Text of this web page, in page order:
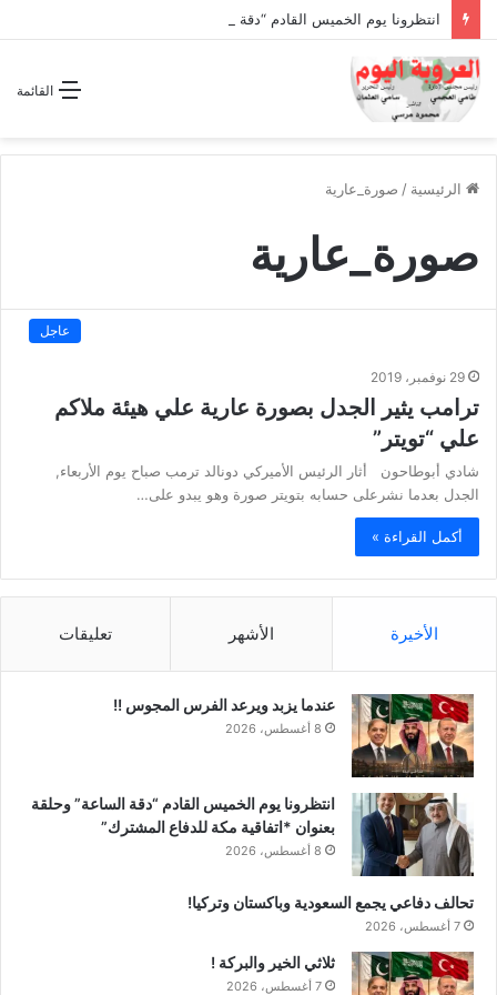
القائمة
الرئيسية / صورة_عارية
صورة_عارية
عاجل
29 نوفمبر، 2019
ترامب يثير الجدل بصورة عارية علي هيئة ملاكم
علي “تويتر”
شادي أبوطاحون أثار الرئيس الأميركي دونالد ترمب صباح يوم الأربعاء,
الجدل بعدما نشرعلى حسابه بتويتر صورة وهو يبدو على…
أكمل القراءة »
الأخيرة الأشهر تعليقات
عندما يزبد ويرعد الفرس المجوس !!
8 أغسطس، 2026
انتظرونا يوم الخميس القادم “دقة الساعة” وحلقة
بعنوان *اتفاقية مكة للدفاع المشترك”
8 أغسطس، 2026
تحالف دفاعي يجمع السعودية وباكستان وتركيا!
7 أغسطس، 2026
ثلاثي الخير والبركة !
7 أغسطس، 2026